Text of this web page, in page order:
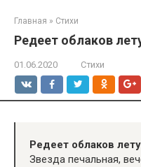
Главная » Стихи
Редеет облаков
01.06.2020 Стихи
Редеет облаков
Звезда печальная,